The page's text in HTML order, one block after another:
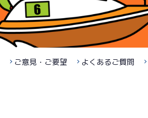
ご意見・ご要望 よくあるご質問